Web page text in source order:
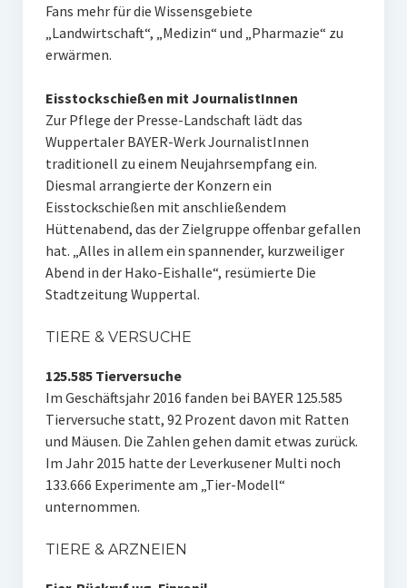
Fans mehr für die Wissensgebiete
„Landwirtschaft“, „Medizin“ und „Pharmazie“ zu
erwärmen.
Eisstockschießen mit JournalistInnen
Zur Pflege der Presse-Landschaft lädt das
Wuppertaler BAYER-Werk JournalistInnen
traditionell zu einem Neujahrsempfang ein.
Diesmal arrangierte der Konzern ein
Eisstockschießen mit anschließendem
Hüttenabend, das der Zielgruppe offenbar gefallen
hat. „Alles in allem ein spannender, kurzweiliger
Abend in der Hako-Eishalle“, resümierte Die
Stadtzeitung Wuppertal.
TIERE & VERSUCHE
125.585 Tierversuche
Im Geschäftsjahr 2016 fanden bei BAYER 125.585
Tierversuche statt, 92 Prozent davon mit Ratten
und Mäusen. Die Zahlen gehen damit etwas zurück.
Im Jahr 2015 hatte der Leverkusener Multi noch
133.666 Experimente am „Tier-Modell“
unternommen.
TIERE & ARZNEIEN